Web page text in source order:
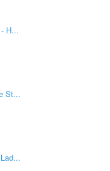
H...
St...